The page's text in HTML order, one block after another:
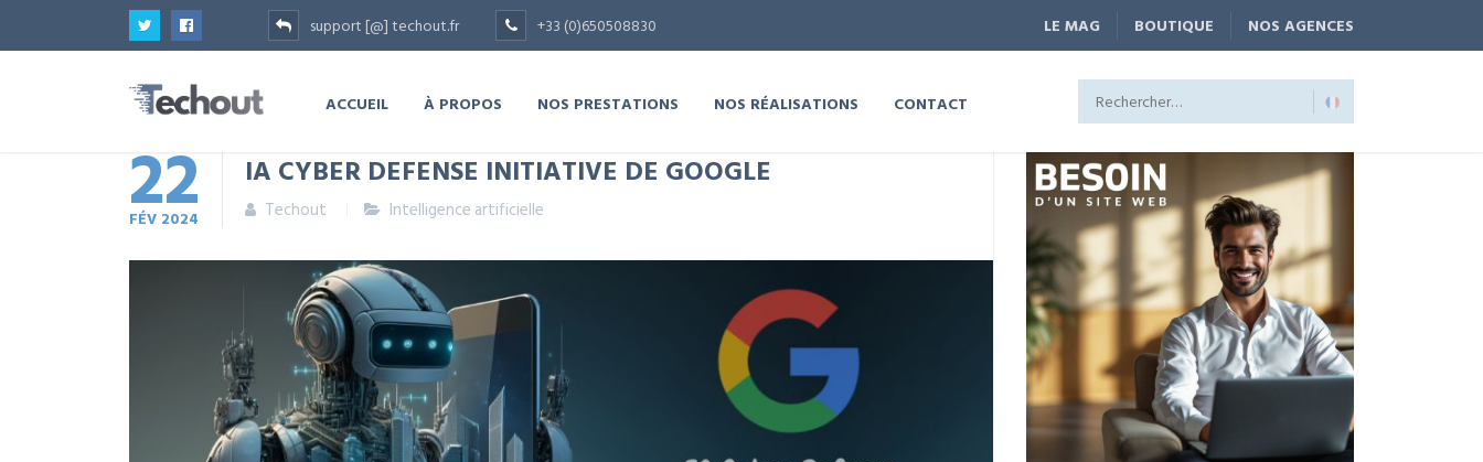
support [@] techout.fr +33 (0)650508830 LE MAG BOUTIQUE NOS AGENCES
ACCUEIL À PROPOS NOS PRESTATIONS NOS RÉALISATIONS CONTACT
22
FÉV 2024
IA CYBER ​​DEFENSE INITIATIVE DE GOOGLE
Techout Intelligence artificielle